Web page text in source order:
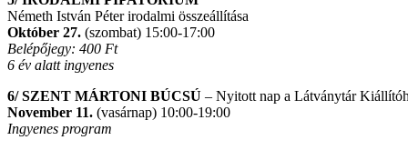
Németh István Péter irodalmi összeállítása
Október 27. (szombat) 15:00-17:00
Belépőjegy: 400 Ft
6 év alatt ingyenes
6/ SZENT MÁRTONI BÚCSÚ – Nyitott nap a Látványtár
November 11. (vasárnap) 10:00-19:00
Ingyenes program